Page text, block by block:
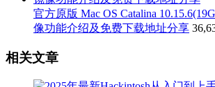
官方原版 Mac OS Catalina
像功能介绍及免费下载地址分享
相关文章